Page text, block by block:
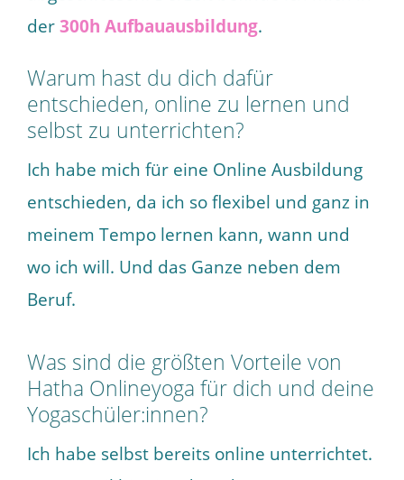
der300h Aufbauausbildung.
Warum hast du dich dafür
entschieden, online zu lernen und
selbst zu unterrichten?
Ich habe mich für eine Online Ausbildung
entschieden, da ich so flexibel und ganz in
meinem Tempo lernen kann, wann und
wo ich will. Und das Ganze neben dem
Beruf.
Was sind die größten Vorteile von
Hatha Onlineyoga für dich und deine
Yogaschüler:innen?
Ich habe selbst bereits online unterrichtet.